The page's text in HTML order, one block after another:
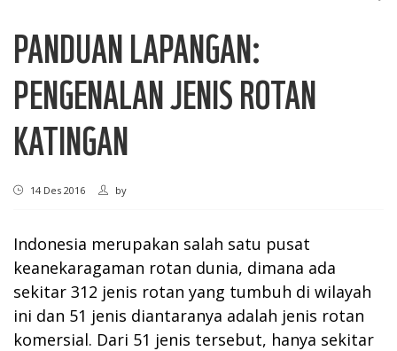
PANDUAN LAPANGAN:
PENGENALAN JENIS ROTAN
KATINGAN
14 Des 2016 by
Indonesia merupakan salah satu pusat
keanekaragaman rotan dunia, dimana ada
sekitar 312 jenis rotan yang tumbuh di wilayah
ini dan 51 jenis diantaranya adalah jenis rotan
komersial. Dari 51 jenis tersebut, hanya sekitar